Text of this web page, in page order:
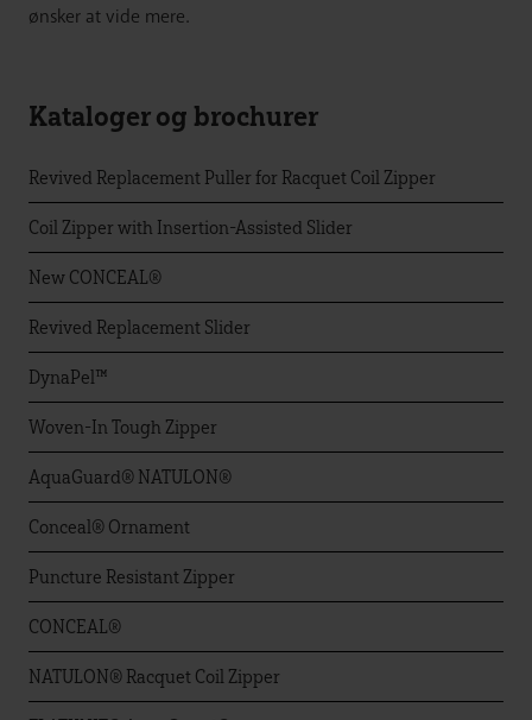
ønsker at vide mere.
Kataloger og brochurer
Revived Replacement Puller for Racquet Coil Zipper
Coil Zipper with Insertion-Assisted Slider
New CONCEAL®
Revived Replacement Slider
DynaPel™
Woven-In Tough Zipper
AquaGuard® NATULON®
Conceal® Ornament
Puncture Resistant Zipper
CONCEAL®
NATULON® Racquet Coil Zipper